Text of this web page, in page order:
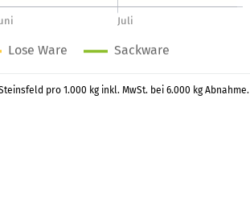
pro 1.000 kg inkl. MwSt. bei 6.000 kg Abnahme.